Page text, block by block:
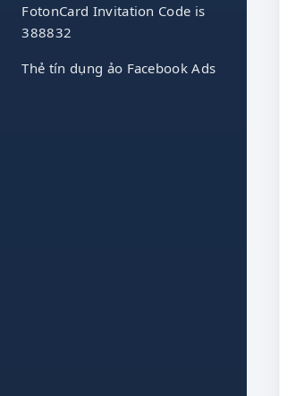
FotonCard Invitation Code is
388832
Thẻ tín dụng ảo Facebook Ads